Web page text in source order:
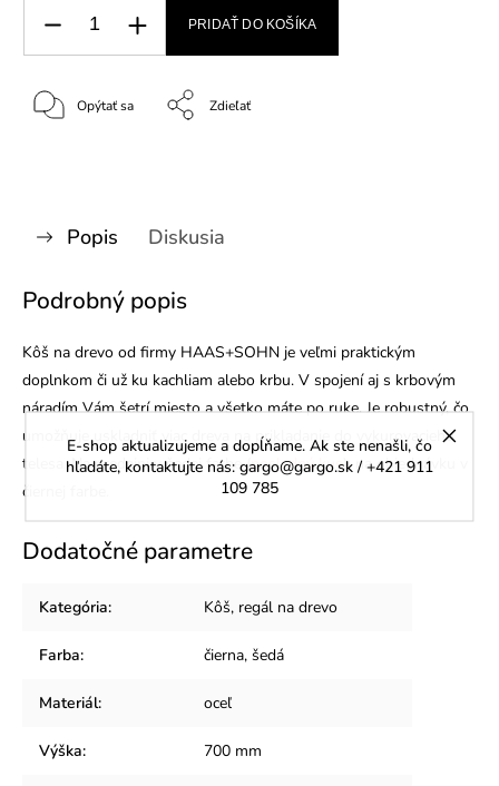
E-shop aktualizujeme a dopĺňame. Ak ste nenašli, čo
hľadáte, kontaktujte nás: gargo@gargo.sk / +421 911
109 785
PRIDAŤ DO KOŠÍKA
Opýtať sa Zdieľať
Popis Diskusia
Podrobný popis
Kôš na drevo od firmy HAAS+SOHN je veľmi praktickým
doplnkom či už ku kachliam alebo krbu. V spojení aj s krbovým
náradím Vám šetrí miesto a všetko máte po ruke. Je robustný, čo
umožňuje uskladniť viac dreva na prikladanie do vykurovacieho
telesa. Na predajni v šedej farbe (posledný kus), na objednávku v
čiernej farbe.
Dodatočné parametre
Kategória: Kôš, regál na drevo
Farba: čierna, šedá
Materiál: oceľ
Výška: 700 mm